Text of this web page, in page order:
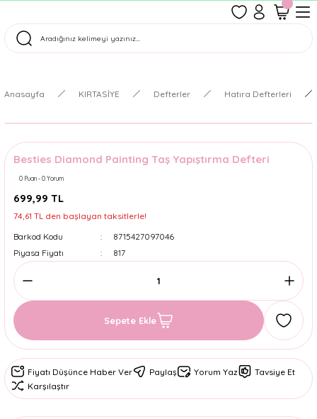
Tüm Siparişler Aynı Gün Kargoda!
Anasayfa KIRTASİYE Defterler Hatıra Defterleri
Besties Diamond Painting Taş Yapıştırma Defteri
0 Puan - 0 Yorum
699,99 TL
74,61 TL den başlayan taksitlerle!
Barkod Kodu
8715427097046
Piyasa Fiyatı
817
Sepete Ekle
Fiyatı Düşünce Haber Ver Paylaş Yorum Yaz
Tavsiye Et
Karşılaştır